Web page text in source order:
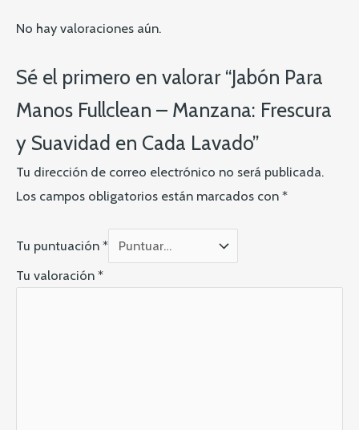
No hay valoraciones aún.
Sé el primero en valorar “Jabón Para
Manos Fullclean – Manzana: Frescura
y Suavidad en Cada Lavado”
Tu dirección de correo electrónico no será publicada.
Los campos obligatorios están marcados con *
Tu puntuación *
Tu valoración *